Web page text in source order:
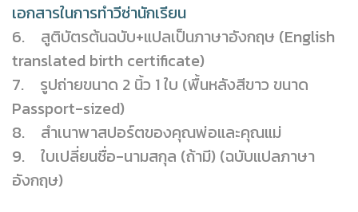
เอกสารในการทำวีซ่านักเรียน
6. สูติบัตรต้นฉบับ+แปลเป็นภาษาอังกฤษ (English
translated birth certificate)
7. รูปถ่ายขนาด 2 นิ้ว 1 ใบ (พื้นหลังสีขาว ขนาด
Passport-sized)
8. สำเนาพาสปอร์ตของคุณพ่อและคุณแม่
9. ใบเปลี่ยนชื่อ-นามสกุล (ถ้ามี) (ฉบับแปลภาษา
อังกฤษ)